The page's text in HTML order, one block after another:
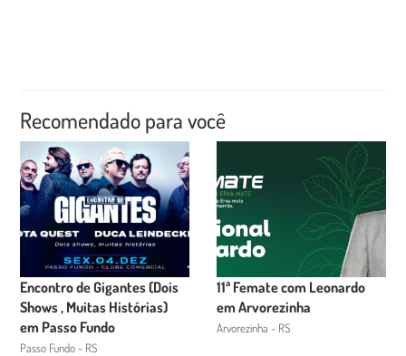
Recomendado para você
Encontro de Gigantes (Dois
Shows , Muitas Histórias)
em Passo Fundo
Passo Fundo - RS
11ª Femate com Leonardo
em Arvorezinha
Arvorezinha - RS